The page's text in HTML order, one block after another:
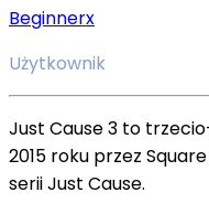
Beginnerx
Użytkownik
Just Cause 3 to
2015 roku przez
serii Just Cause.